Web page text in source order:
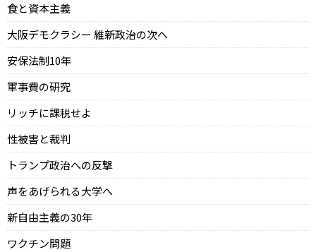
食と資本主義
大阪デモクラシー 維新政治の次へ
安保法制10年
軍事費の研究
リッチに課税せよ
性被害と裁判
トランプ政治への反撃
声をあげられる大学へ
新自由主義の30年
ワクチン問題